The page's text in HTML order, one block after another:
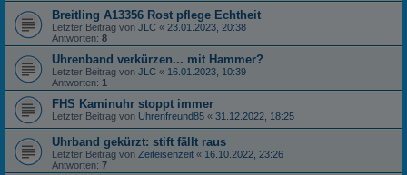
Breitling A13356 Rost pflege Echtheit
Letzter Beitrag von JLC « 23.01.2023, 20:38
Antworten: 8
Uhrenband verkürzen... mit Hammer?
Letzter Beitrag von JLC « 16.01.2023, 10:39
Antworten: 1
FHS Kaminuhr stoppt immer
Letzter Beitrag von Uhrenfreund85 « 31.12.2022, 18:25
Uhrband gekürzt: stift fällt raus
Letzter Beitrag von Zeiteisenzeit « 16.10.2022, 23:26
Antworten: 7